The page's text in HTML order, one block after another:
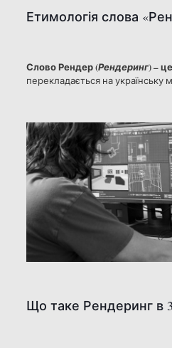
Етимологія слова
Слово Рендер (Рендеринг) – це
перекладається на українську
Що таке Рендеринг в